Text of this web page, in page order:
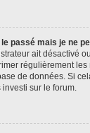
passé mais je ne
ait désactivé
régulièrement
de données. Si
sur le forum.